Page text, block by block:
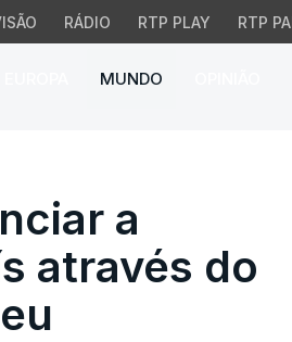
RÁDIO RTP PLAY RTP
MUNDO
a
a
através do